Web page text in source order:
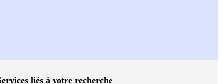
liés à votre recherche